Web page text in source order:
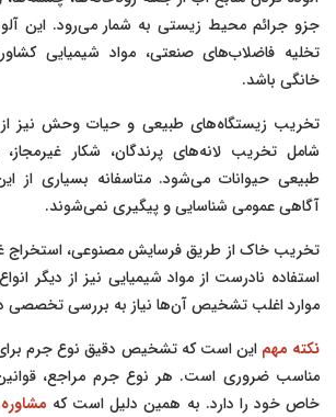
جزو جرائم محیط زیستی به شمار می‌رود. این
تخلیه فاضلاب‌های صنعتی، مواد شیمیایی
خانگی باشد.
تخریب زیستگاه‌های طبیعی و حیات وحش نیز
شامل تخریب لانه‌های پرندگان، شکار غیرمجاز،
طبیعی حیوانات می‌شود. متاسفانه بسیاری از
آگاهی عمومی شناسایی و پیگیری نمی‌شوند.
تخریب خاک از طریق فرسایش مصنوعی، استخراج
استفاده نادرست از مواد شیمیایی نیز از دیگر
موارد اغلب تشخیص آن‌ها نیاز به بررسی تخصصی
نکته مهم این است که تشخیص دقیق نوع جرم برای
مناسب ضروری است. هر نوع جرم مراجع،
خاص خود را دارد. به همین دلیل است که